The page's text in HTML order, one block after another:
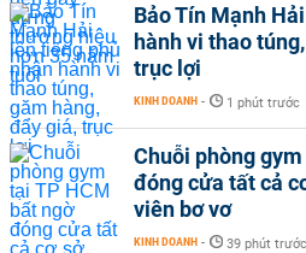
Bảo Tín Mạnh
hành vi thao
trục lợi
KINH DOANH - 1 phút trước
Chuỗi phòng
đóng cửa tất cả
viên bơ vơ
KINH DOANH - 39 phút trước